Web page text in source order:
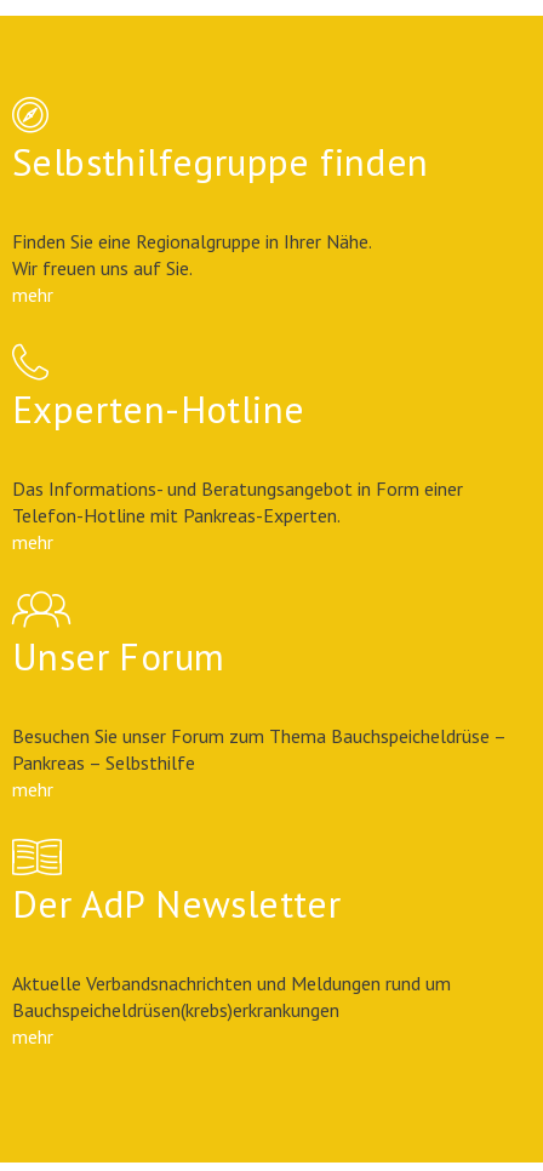
Selbsthilfegruppe finden
Finden Sie eine Regionalgruppe in Ihrer Nähe.
Wir freuen uns auf Sie.
mehr
Experten-Hotline
Das Informations- und Beratungsangebot in Form einer
Telefon-Hotline mit Pankreas-Experten.
mehr
Unser Forum
Besuchen Sie unser Forum zum Thema Bauchspeicheldrüse –
Pankreas – Selbsthilfe
mehr
Der AdP Newsletter
Aktuelle Verbandsnachrichten und Meldungen rund um
Bauchspeicheldrüsen(krebs)erkrankungen
mehr